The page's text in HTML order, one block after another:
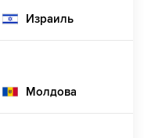
Израиль
Молдова